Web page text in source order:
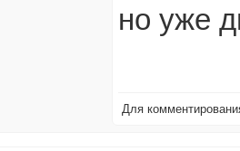
но уже
Для